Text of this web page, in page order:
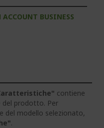
ACCOUNT BUSINESS
contiene
del prodotto. Per
del modello selezionato,
.